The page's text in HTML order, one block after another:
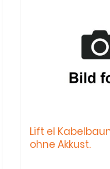
Lift el
ohne Akkust.